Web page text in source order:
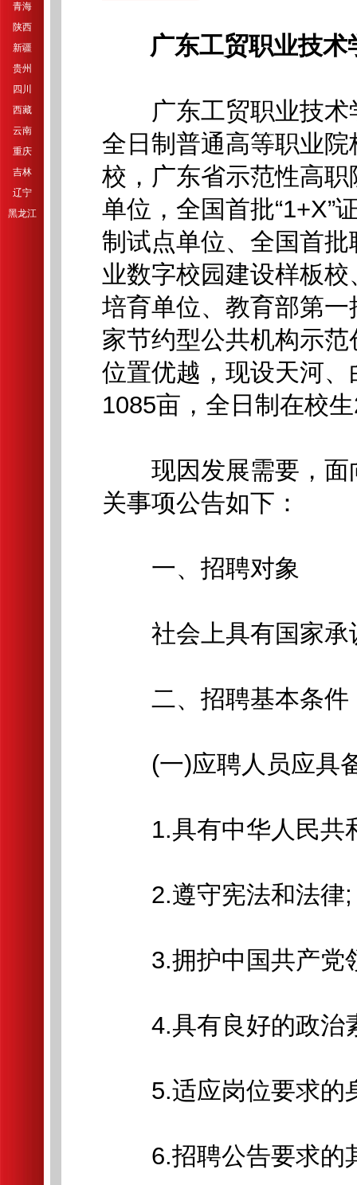
青海
陕西
新疆
贵州
四川
西藏
云南
重庆
吉林
辽宁
黑龙江
广东工贸职业技
广东工贸职业技术
全日制普通高等职业院
校，广东省示范性高职
单位，全国首批“1+X”
制试点单位、全国首
业数字校园建设样板
培育单位、教育部第
家节约型公共机构示
位置优越，现设天河
1085亩，全日制在校
现因发展需要，面
关事项公告如下：
一、招聘对象
社会上具有国家承
二、招聘基本条件
(一)应聘人员应具
1.具有中华人民共
2.遵守宪法和法律;
3.拥护中国共产党
4.具有良好的政治
5.适应岗位要求的
6.招聘公告要求的